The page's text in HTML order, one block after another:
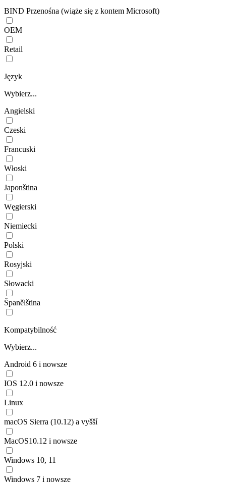
BIND Przenośna (wiąże się z kontem Microsoft)
OEM
Retail
Język
Wybierz...
Angielski
Czeski
Francuski
Włoski
Japonština
Węgierski
Niemiecki
Polski
Rosyjski
Słowacki
Španělština
Kompatybilność
Wybierz...
Android 6 i nowsze
IOS 12.0 i nowsze
Linux
macOS Sierra (10.12) a vyšší
MacOS10.12 i nowsze
Windows 10, 11
Windows 7 i nowsze